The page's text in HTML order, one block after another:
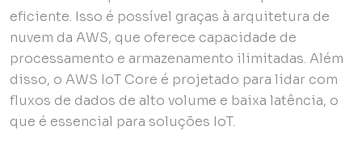
eficiente. Isso é possível graças à arquitetura de
nuvem da AWS, que oferece capacidade de
processamento e armazenamento ilimitadas. Além
disso, o AWS IoT Core é projetado para lidar com
fluxos de dados de alto volume e baixa latência, o
que é essencial para soluções IoT.